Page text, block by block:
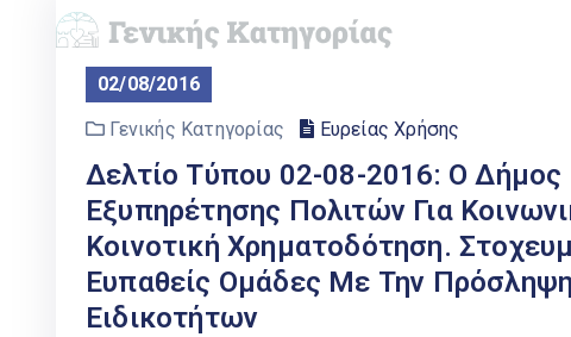
02/08/2016
Γενικής Κατηγορίας
Ευρείας Χρήσης
Δελτίο Τύπου 02-08-2016: Ο Δήμος
Εξυπηρέτησης Πολιτών Για
Κοινοτική Χρηματοδότηση.
Ευπαθείς Ομάδες Με Την
Ειδικοτήτων